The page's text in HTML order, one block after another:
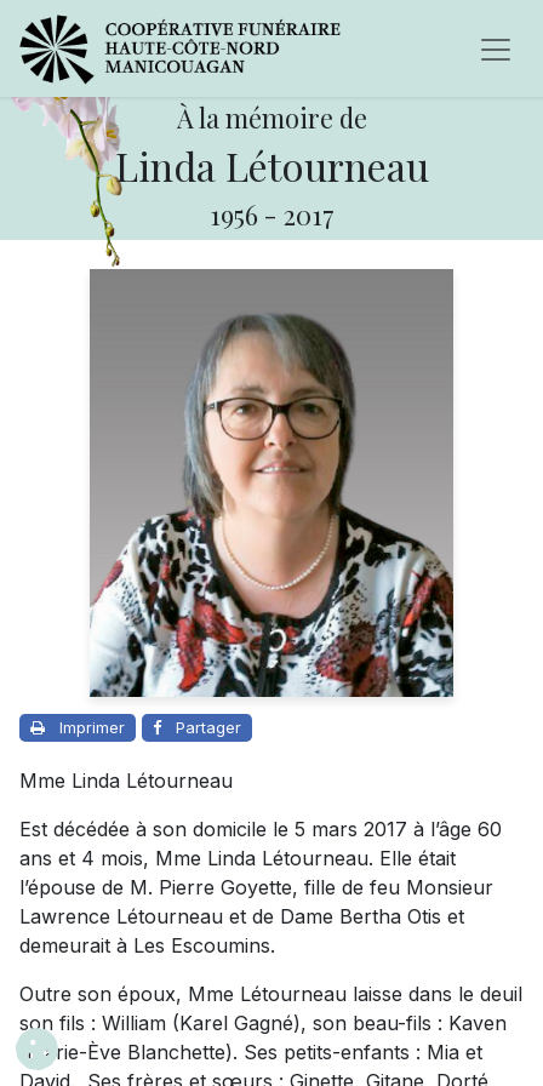
À la mémoire de
Linda Létourneau
1956 - 2017
Imprimer Partager
Mme Linda Létourneau
Est décédée à son domicile le 5 mars 2017 à l’âge 60
ans et 4 mois, Mme Linda Létourneau. Elle était
l’épouse de M. Pierre Goyette, fille de feu Monsieur
Lawrence Létourneau et de Dame Bertha Otis et
demeurait à Les Escoumins.
Outre son époux, Mme Létourneau laisse dans le deuil
son fils : William (Karel Gagné), son beau-fils : Kaven
(Marie-Ève Blanchette). Ses petits-enfants : Mia et
David.
Ses frères et sœurs : Ginette, Gitane, Dorté,